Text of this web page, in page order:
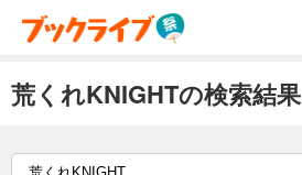
荒くれKNIGHTの検索結果